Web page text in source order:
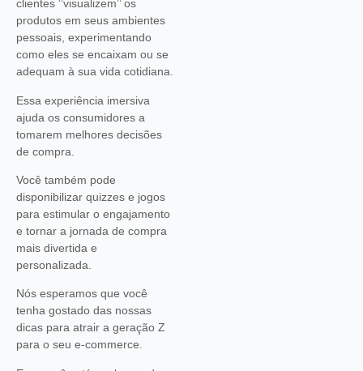
clientes ‘’visualizem’’ os
produtos em seus ambientes
pessoais, experimentando
como eles se encaixam ou se
adequam à sua vida cotidiana.
Essa experiência imersiva
ajuda os consumidores a
tomarem melhores decisões
de compra.
Você também pode
disponibilizar quizzes e jogos
para estimular o engajamento
e tornar a jornada de compra
mais divertida e
personalizada.
Nós esperamos que você
tenha gostado das nossas
dicas para atrair a geração Z
para o seu e-commerce.